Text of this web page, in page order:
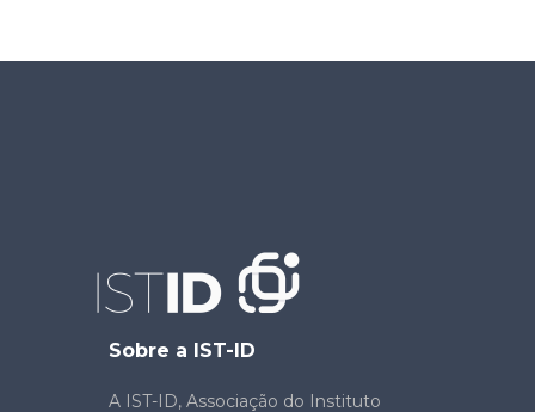
Sobre a IST-ID
A IST-ID, Associação do Instituto